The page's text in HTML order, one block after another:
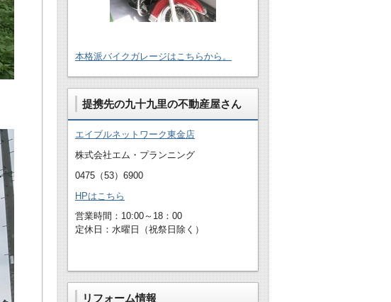
本格派バイクガレージはこちらから。
提携先の九十九里の不動産屋さん
エイブルネットワーク東金店
株式会社エム・プランニング
0475（53）6900
HPはこちら
営業時間：10:00～18：00
定休日：水曜日（祝祭日除く）
リフォーム情報